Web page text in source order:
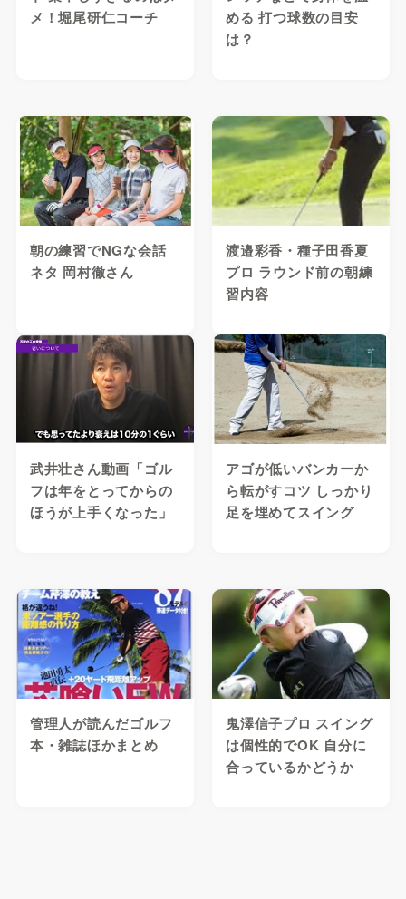
メ！堀尾研仁コーチ
める 打つ球数の目安
は？
朝の練習でNGな会話
ネタ 岡村徹さん
渡邉彩香・種子田香夏
プロ ラウンド前の朝練
習内容
武井壮さん動画「ゴル
フは年をとってからの
ほうが上手くなった」
アゴが低いバンカーか
ら転がすコツ しっかり
足を埋めてスイング
管理人が読んだゴルフ
本・雑誌ほかまとめ
鬼澤信子プロ スイング
は個性的でOK 自分に
合っているかどうか